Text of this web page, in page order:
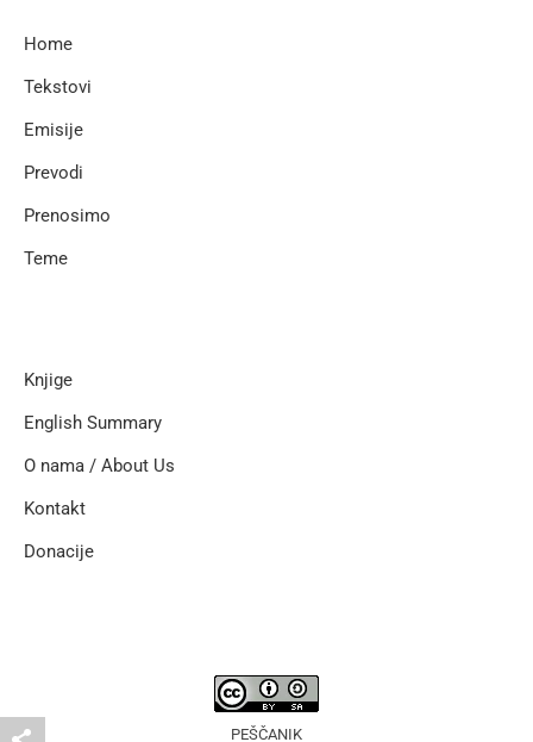
Home
Tekstovi
Emisije
Prevodi
Prenosimo
Teme
Knjige
English Summary
O nama / About Us
Kontakt
Donacije
PEŠČANIK